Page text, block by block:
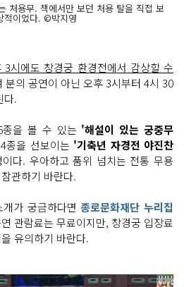
처용무. 책에서만 보던 처용 탈을 직접 보
적이었다. ©박지영
시에도 창경궁 환경전에서 감상할 수
분의 공연이 아닌 오후 3시부터 4시 30
다.
종을 볼 수 있는 '해설이 있는 궁중무
종을 선보이는 '기축년 자경전 야진찬
다. 우아하고 품위 넘치는 전통 무용
관하기 바란다.
개가 궁금하다면종로문화재단 누리집
관람료는 무료이지만, 창경궁 입장료
유의하기 바란다.